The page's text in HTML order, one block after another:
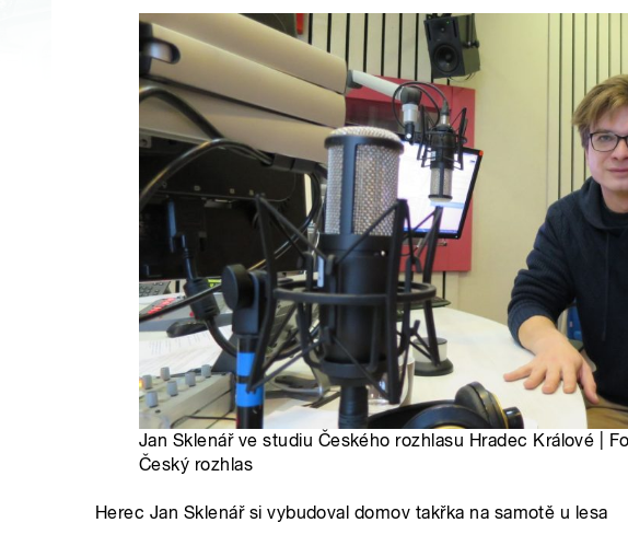
Jan Sklenář ve studiu Českého rozhlasu Hradec Králové |
Český rozhlas
Herec Jan Sklenář si vybudoval domov takřka na samotě u lesa